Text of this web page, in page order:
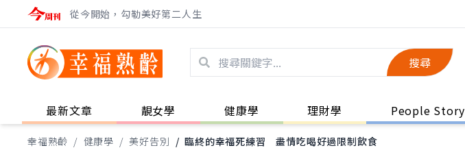
從今開始，勾勒美好第二人生
搜尋
最新文章 靚女學 健康學 理財學 People Story
幸福熟齡 / 健康學 / 美好告別 / 臨終的幸福死練習 盡情吃喝好過限制飲食